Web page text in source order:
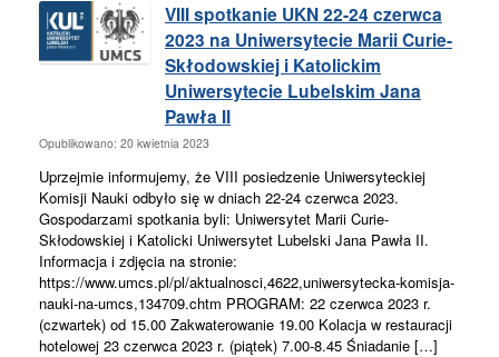
VIII spotkanie UKN 22-24 czerwca
2023 na Uniwersytecie Marii Curie-
Skłodowskiej i Katolickim
Uniwersytecie Lubelskim Jana
Pawła II
Opublikowano: 20 kwietnia 2023
Uprzejmie informujemy, że VIII posiedzenie Uniwersyteckiej
Komisji Nauki odbyło się w dniach 22-24 czerwca 2023.
Gospodarzami spotkania byli: Uniwersytet Marii Curie-
Skłodowskiej i Katolicki Uniwersytet Lubelski Jana Pawła II.
Informacja i zdjęcia na stronie:
https://www.umcs.pl/pl/aktualnosci,4622,uniwersytecka-komisja-
nauki-na-umcs,134709.chtm PROGRAM: 22 czerwca 2023 r.
(czwartek) od 15.00 Zakwaterowanie 19.00 Kolacja w restauracji
hotelowej 23 czerwca 2023 r. (piątek) 7.00-8.45 Śniadanie […]